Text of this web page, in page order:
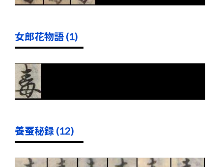
女郎花物語 (1)
養蚕秘録 (12)